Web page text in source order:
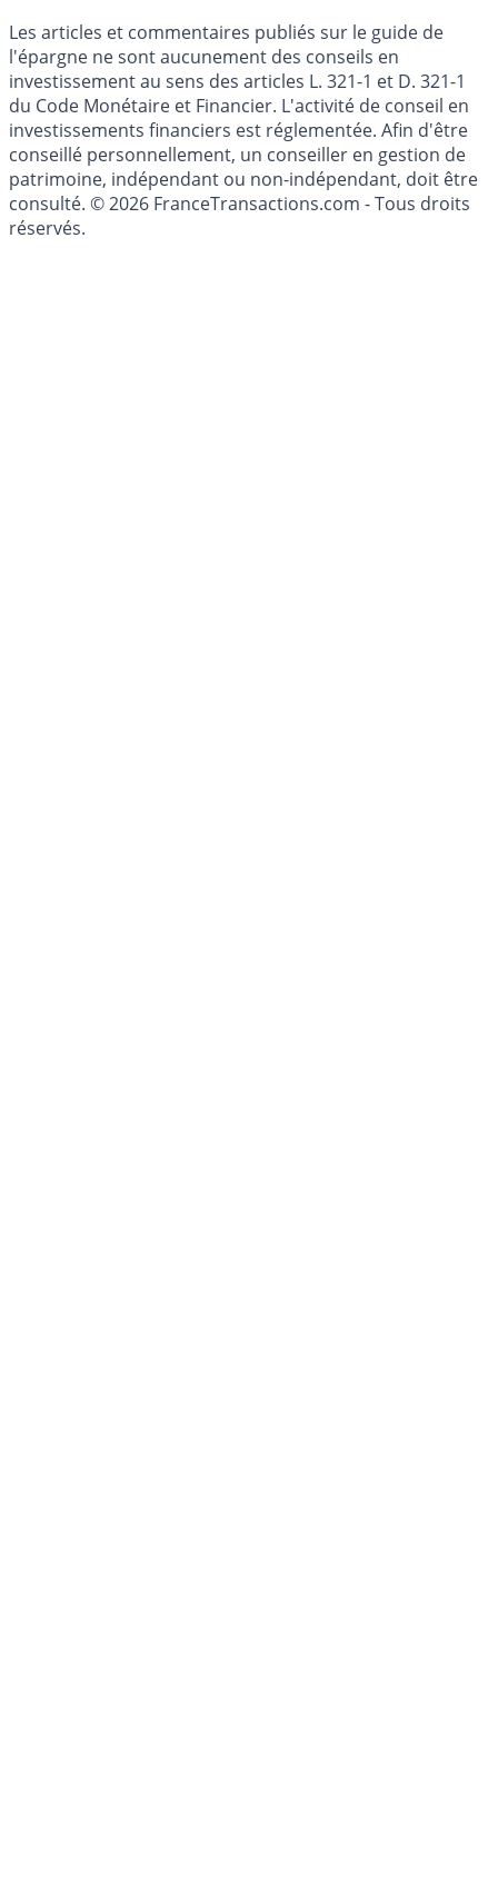
Cookies
Les articles et commentaires publiés sur le guide de
l'épargne ne sont aucunement des conseils en
investissement au sens des articles L. 321-1 et D. 321-1
du Code Monétaire et Financier. L'activité de conseil en
investissements financiers est réglementée. Afin d'être
conseillé personnellement, un conseiller en gestion de
patrimoine, indépendant ou non-indépendant, doit être